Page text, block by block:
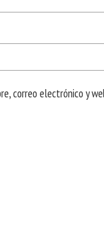
correo electrónico y